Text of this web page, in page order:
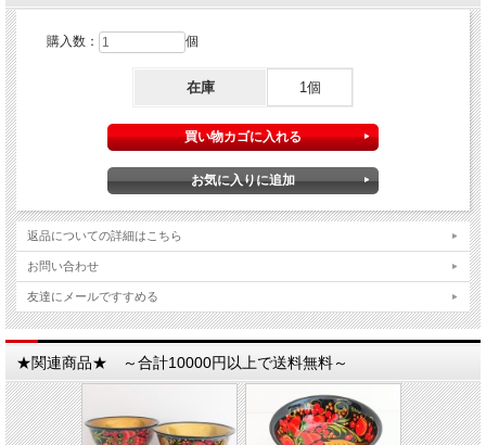
購入数： 個
在庫 1個
返品についての詳細はこちら
お問い合わせ
友達にメールですすめる
★関連商品★ ～合計10000円以上で送料無料～